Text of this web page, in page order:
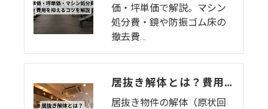
価・坪単価で解説。マシン
処分費・鏡や防振ゴム床の
撤去費…
居抜き解体とは？費用相場・退去時のトラブル・注意点をわかりやすく解説
居抜き物件の解体（原状回